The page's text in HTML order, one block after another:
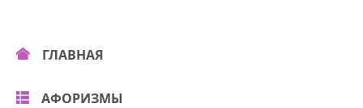
ГЛАВНАЯ
АФОРИЗМЫ